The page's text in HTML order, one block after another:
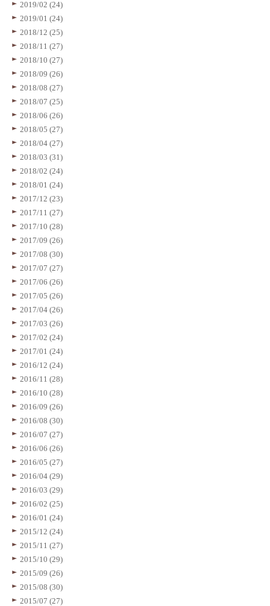
2019/02 (24)
2019/01 (24)
2018/12 (25)
2018/11 (27)
2018/10 (27)
2018/09 (26)
2018/08 (27)
2018/07 (25)
2018/06 (26)
2018/05 (27)
2018/04 (27)
2018/03 (31)
2018/02 (24)
2018/01 (24)
2017/12 (23)
2017/11 (27)
2017/10 (28)
2017/09 (26)
2017/08 (30)
2017/07 (27)
2017/06 (26)
2017/05 (26)
2017/04 (26)
2017/03 (26)
2017/02 (24)
2017/01 (24)
2016/12 (24)
2016/11 (28)
2016/10 (28)
2016/09 (26)
2016/08 (30)
2016/07 (27)
2016/06 (26)
2016/05 (27)
2016/04 (29)
2016/03 (29)
2016/02 (25)
2016/01 (24)
2015/12 (24)
2015/11 (27)
2015/10 (29)
2015/09 (26)
2015/08 (30)
2015/07 (27)